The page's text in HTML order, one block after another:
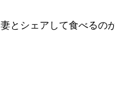
妻とシェアして食べるの